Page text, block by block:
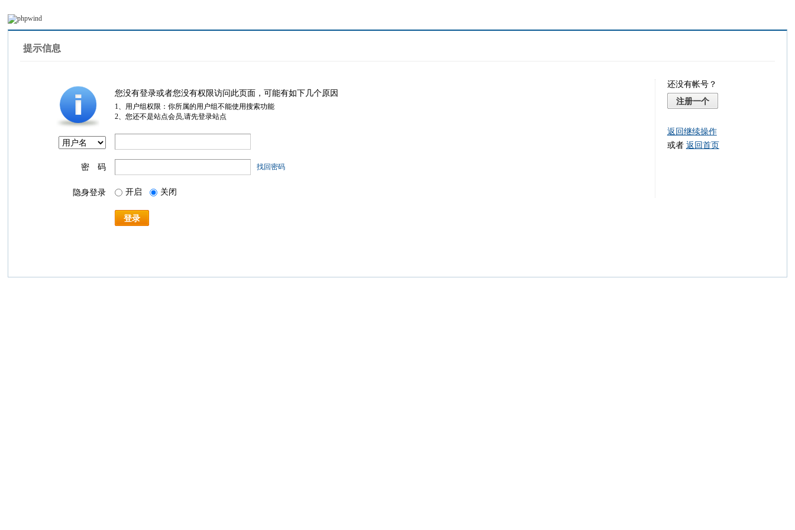
提示信息
您没有登录或者您没有权限访问此页面，可能有如下几个原因
1、用户组权限：你所属的用户组不能使用搜索功能
2、您还不是站点会员,请先登录站点
密 码 找回密码
隐身登录 开启 关闭
登录
还没有帐号？
注册一个
返回继续操作
或者 返回首页